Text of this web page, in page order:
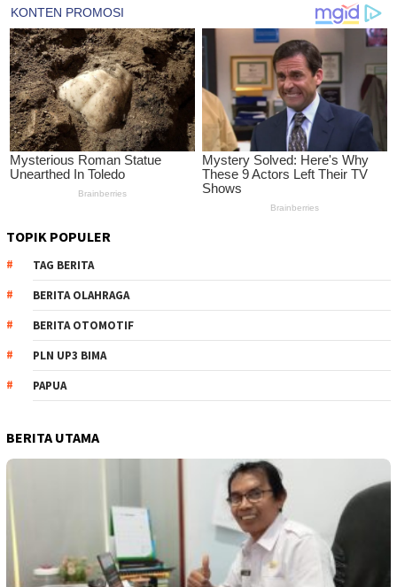
TOPIK POPULER
TAG BERITA
BERITA OLAHRAGA
BERITA OTOMOTIF
PLN UP3 BIMA
PAPUA
BERITA UTAMA